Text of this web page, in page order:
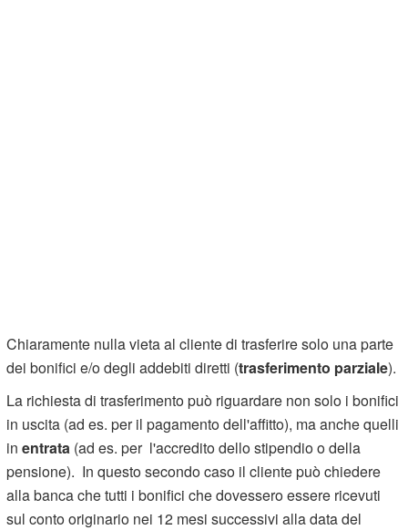
Chiaramente nulla vieta al cliente di trasferire solo una parte
dei bonifici e/o degli addebiti diretti (trasferimento parziale).
La richiesta di trasferimento può riguardare non solo i bonifici
in uscita (ad es. per il pagamento dell'affitto), ma anche quelli
inentrata (ad es. per l'accredito dello stipendio o della
pensione). In questo secondo caso il cliente può chiedere
alla banca che tutti i bonifici che dovessero essere ricevuti
sul conto originario nei 12 mesi successivi alla data del